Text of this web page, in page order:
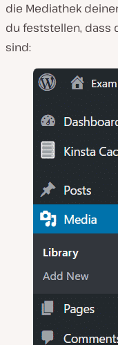
die Mediathek
du feststellen, dass
sind: